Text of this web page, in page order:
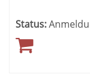
Status: